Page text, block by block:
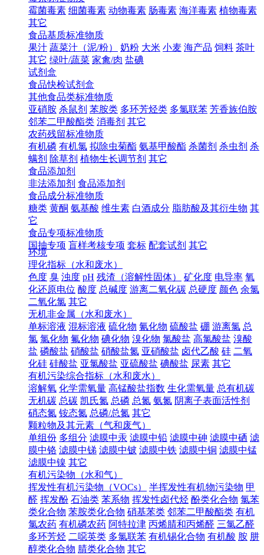
霉菌毒素 细菌毒素 动物毒素 肠毒素 海洋毒素 植物毒素
其它
食品基质标准物质
果汁 蔬菜汁（泥/粉） 奶粉 大米 小麦 海产品 饲料 茶叶
其它 绿叶/蔬菜 家禽/肉 盐碘
试剂盒
食品快检试剂盒
其他食品类标准物质
亚硝胺 杀鼠剂 苯胺类 多环芳烃类 多氯联苯 芳香族伯胺
邻苯二甲酸酯类 消毒剂 其它
农药残留标准物质
有机磷 有机氯 拟除虫菊酯 氨基甲酸酯 杀菌剂 杀虫剂 杀
螨剂 除草剂 植物生长调节剂 其它
食品添加剂
非法添加剂 食品添加剂
食品成分标准物质
糖类 黄酮 氨基酸 维生素 白酒成分 脂肪酸及其衍生物 其
它
食品专项标准物质
国抽专项 盲样考核专项 套标 配套试剂 其它
环境
理化指标（水和废水）
色度 臭 浊度 pH 残渣（溶解性固体） 矿化度 电导率 氧
化还原电位 酸度 总碱度 游离二氧化碳 总硬度 颜色 余氯
二氧化氯 其它
无机非金属（水和废水）
单标溶液 混标溶液 硫化物 氰化物 硫酸盐 硼 游离氯 总
氯 氯化物 氟化物 碘化物 溴化物 氯酸盐 高氯酸盐 溴酸
盐 磷酸盐 硝酸盐 硝酸盐氮 亚硝酸盐 卤代乙酸 硅 二氧
化硅 硅酸盐 亚氯酸盐 亚硫酸盐 碘酸盐 尿素 其它
有机污染综合指标（水和废水）
溶解氧 化学需氧量 高锰酸盐指数 生化需氧量 总有机碳
无机碳 总碳 凯氏氮 总磷 总氮 氨氮 阴离子表面活性剂
硝态氮 铵态氮 总磷/总氮 其它
颗粒物及其元素（气和废气）
单组份 多组分 滤膜中汞 滤膜中铅 滤膜中砷 滤膜中硒 滤
膜中铬 滤膜中锑 滤膜中铍 滤膜中铁 滤膜中铜 滤膜中锰
滤膜中镍 其它
有机污染物（水和气）
挥发性有机污染物（VOCs）
半挥发性有机物污染物 甲
醛 挥发酚 石油类 苯系物 挥发性卤代烃 酚类化合物 氯苯
类化合物 苯胺类化合物 硝基苯类 邻苯二甲酸酯类 有机
氯农药 有机磷农药 阿特拉津 丙烯腈和丙烯醛 三氯乙醛
多环芳烃 二噁英类 多氯联苯 有机锡化合物 有机酸 胺 肼
醇类化合物 腈类化合物 其它